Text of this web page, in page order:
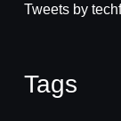
Tweets by
Tags